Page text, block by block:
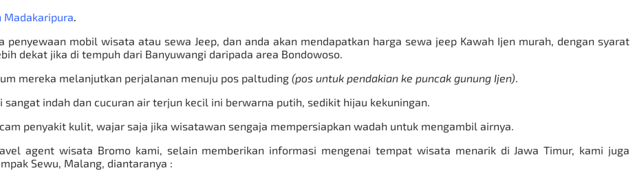
Madakaripura
penyewaan mobil wisata atau sewa Jeep , dan anda akan mendapatkan harga sewa jeep Kawah Ijen murah, dengan syarat
dekat jika di tempuh dari Banyuwangi daripada area Bondowoso.
mereka melanjutkan perjalanan menuju pos paltuding (pos untuk pendakian ke puncak gunung Ijen)
indah dan cucuran air terjun kecil ini berwarna putih, sedikit hijau kekuningan.
penyakit kulit, wajar saja jika wisatawan sengaja mempersiapkan wadah untuk mengambil airnya.
agent wisata Bromo kami, selain memberikan informasi mengenai tempat wisata menarik di Jawa Timur, kami juga
Sewu, Malang, diantaranya :